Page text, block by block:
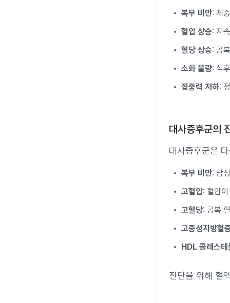
복부 비만: 체
혈압 상승: 지
혈당 상승: 공
소화 불량: 식
집중력 저하:
대사증후군의
대사증후군은
복부 비만: 남
고혈압: 혈압
고혈당: 공복
고중성지방혈
HDL 콜레스테
진단을 위해 혈